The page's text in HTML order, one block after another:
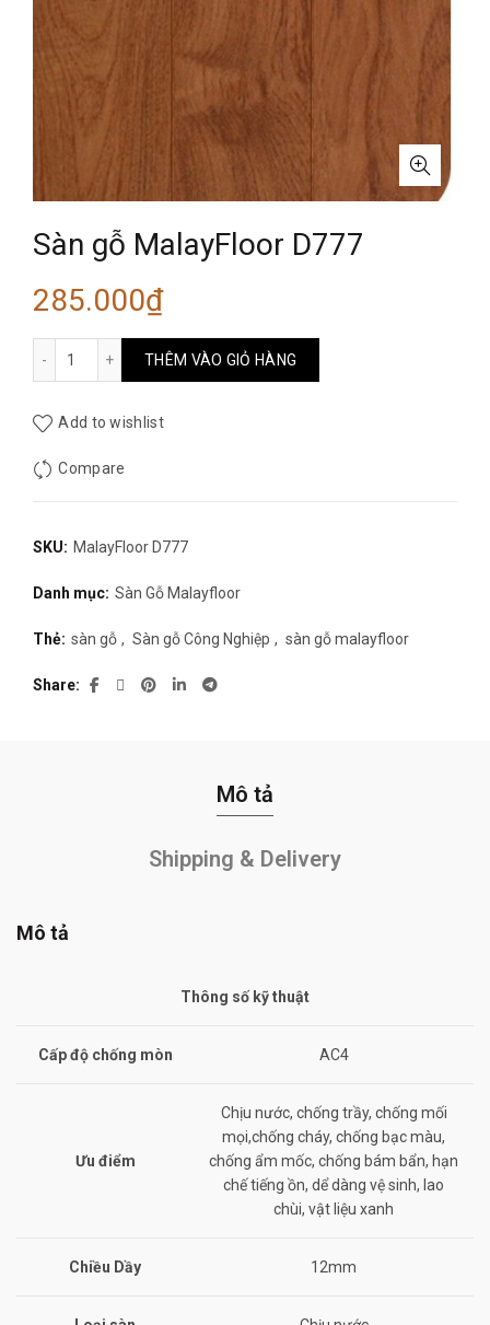
Sàn gỗ MalayFloor D777
285.000₫
Sàn gỗ MalayFloor D777 số lượng
THÊM VÀO GIỎ HÀNG
Add to wishlist
Compare
SKU: MalayFloor D777
Danh mục: Sàn Gỗ Malayfloor
Thẻ: sàn gỗ , Sàn gỗ Công Nghiệp , sàn gỗ malayfloor
Share
Mô tả
Shipping & Delivery
Mô tả
Thông số kỹ thuật
Cấp độ chống mòn AC4
Ưu điểm
Chịu nước, chống trầy, chống mối
mọi,chống cháy, chống bạc màu,
chống ẩm mốc, chống bám bẩn, hạn
chế tiếng ồn, dể dàng vệ sinh, lao
chùi, vật liệu xanh
Chiều Dầy 12mm